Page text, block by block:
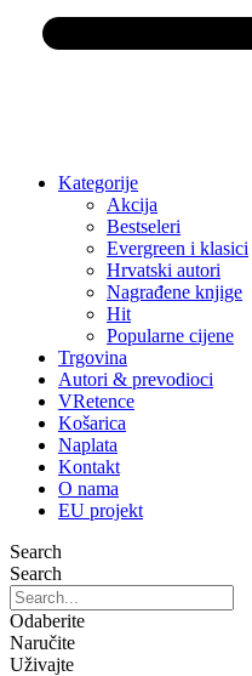
Kategorije
Akcija
Bestseleri
Evergreen i klasici
Hrvatski autori
Nagrađene knjige
Hit
Popularne cijene
Trgovina
Autori & prevodioci
VRetence
Košarica
Naplata
Kontakt
O nama
EU projekt
Search
Search
Odaberite
Naručite
Uživajte